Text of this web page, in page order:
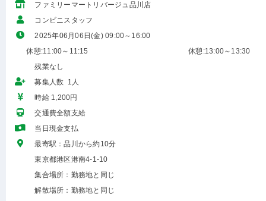
ファミリーマートリバージュ品川店
コンビニスタッフ
2025年06月06日(金) 09:00～16:00
休憩:11:00～11:15
休憩:13:00～13:30
残業なし
募集人数 1人
時給 1,200円
交通費全額支給
当日現金支払
最寄駅：品川から約10分
東京都港区港南4-1-10
集合場所：勤務地と同じ
解散場所：勤務地と同じ